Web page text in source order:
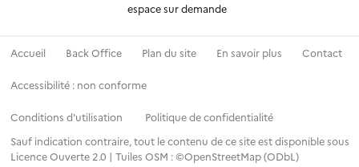
espace sur demande
Accueil Back Office Plan du site En savoir plus Contact
Accessibilité : non conforme
Conditions d'utilisation
Politique de confidentialité
Sauf indication contraire, tout le contenu de ce site est disponible sous
Licence Ouverte 2.0 | Tuiles OSM : ©OpenStreetMap (ODbL)